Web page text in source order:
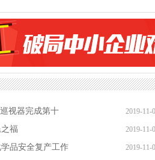
视器完成第十 2019-11-
福 2019-11-
品安全复产工作 2019-11-